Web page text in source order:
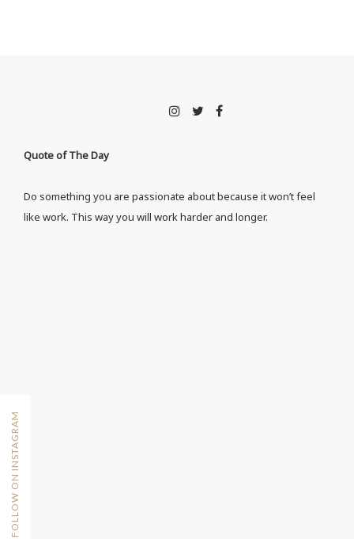
Quote of The Day
Do something you are passionate about because it won’t feel
like work. This way you will work harder and longer.
FOLLOW ON INSTAGRAM